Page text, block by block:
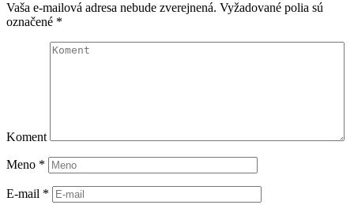
Vaša e-mailová adresa nebude zverejnená. Vyžadované polia sú
označené *
Koment
Meno *
E-mail *